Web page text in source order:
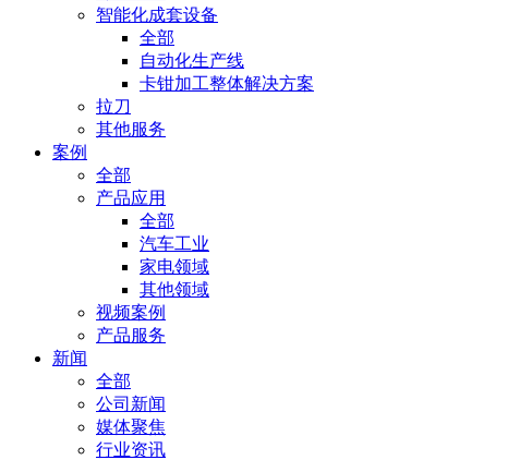
智能化成套设备
全部
自动化生产线
卡钳加工整体解决方案
拉刀
其他服务
案例
全部
产品应用
全部
汽车工业
家电领域
其他领域
视频案例
产品服务
新闻
全部
公司新闻
媒体聚焦
行业资讯